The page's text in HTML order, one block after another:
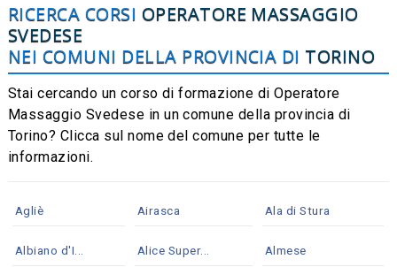
RICERCA CORSI OPERATORE MASSAGGIO
SVEDESE
NEI COMUNI DELLA PROVINCIA DI TORINO
Stai cercando un corso di formazione di Operatore
Massaggio Svedese in un comune della provincia di
Torino? Clicca sul nome del comune per tutte le
informazioni.
Agliè Airasca Ala di Stura
Albiano d'I... Alice Super... Almese